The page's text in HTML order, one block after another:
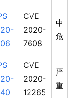
CVE-
2020-
7608
中
危
CVE-
2020-
12265
严
重